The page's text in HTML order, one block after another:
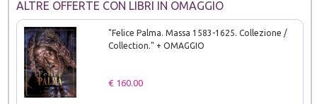
ALTRE OFFERTE CON LIBRI IN OMAGGIO
"Felice Palma. Massa 1583-1625. Collezione /
Collection." + OMAGGIO
€ 160.00